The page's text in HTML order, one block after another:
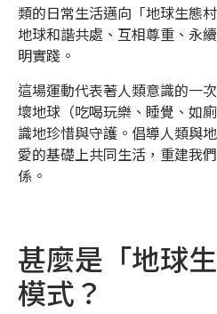
類的日常生活邁向「地球生態
地球和諧共處、互相尊重、永
明實踐。
這場運動代表著人類意識的一
壞地球（吃喝玩樂、睡覺、如
識地珍惜與守護。倡導人類與
愛的基礎上共同生活，重建我
係。
甚麼是「地球
模式？